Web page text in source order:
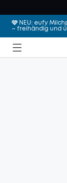
🩷 NEU: eufy
– freihändig und